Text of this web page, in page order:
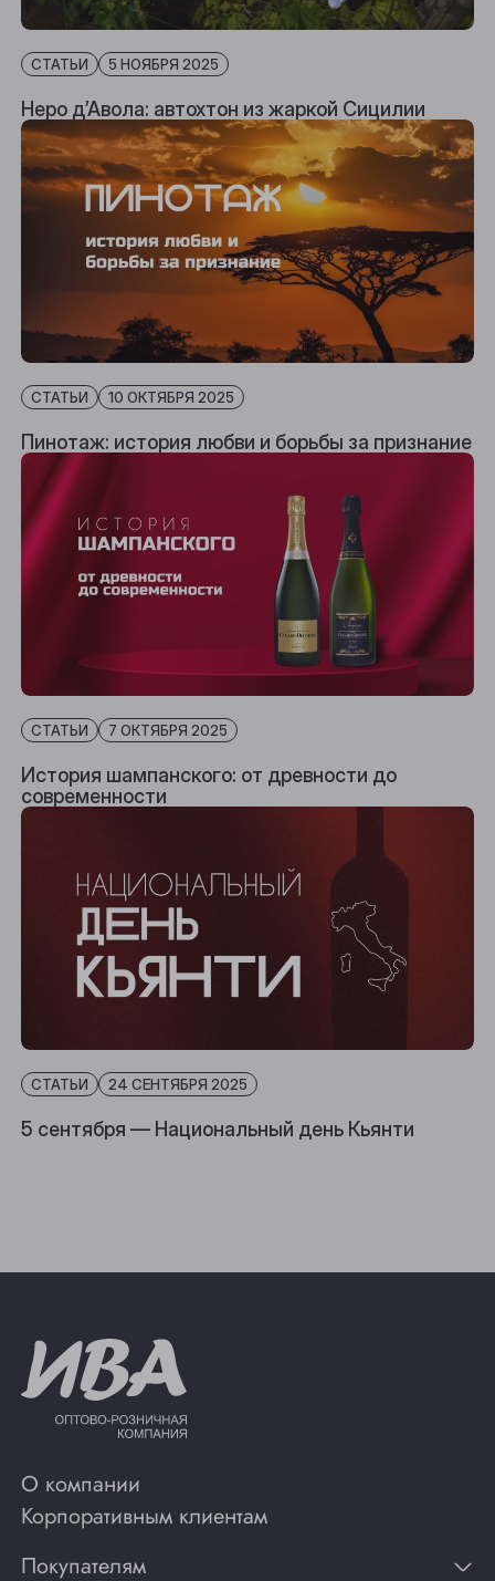
СТАТЬИ 5 НОЯБРЯ 2025
Неро д’Авола: автохтон из жаркой Сицилии
СТАТЬИ 10 ОКТЯБРЯ 2025
Пинотаж: история любви и борьбы за признание
СТАТЬИ 7 ОКТЯБРЯ 2025
История шампанского: от древности до
современности
СТАТЬИ 24 СЕНТЯБРЯ 2025
5 сентября — Национальный день Кьянти
О компании
Корпоративным клиентам
Покупателям